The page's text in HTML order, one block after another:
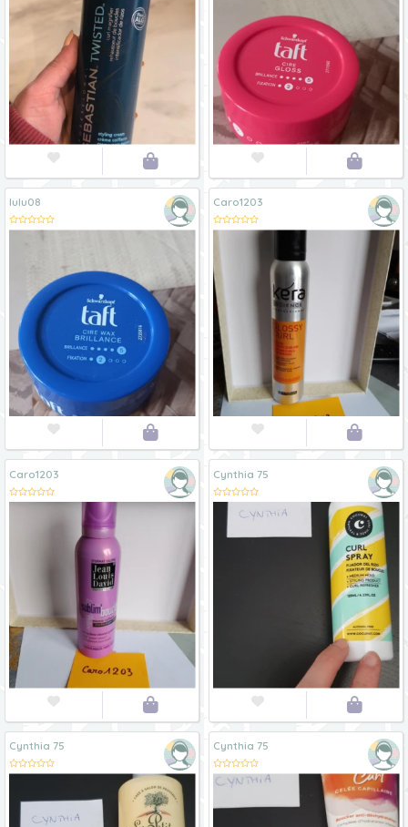
   
lulu08
 
Caro1203
 
Caro1203
 
Cynthia 75
 
Cynthia 75 Cynthia 75